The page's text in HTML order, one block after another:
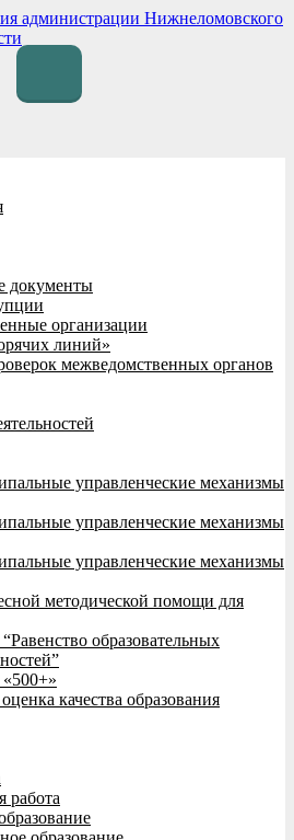
документы
организации
линий»
межведомственных органов
управленческие механизмы
управленческие механизмы
управленческие механизмы
методической помощи для
образовательных
качества образования
работа